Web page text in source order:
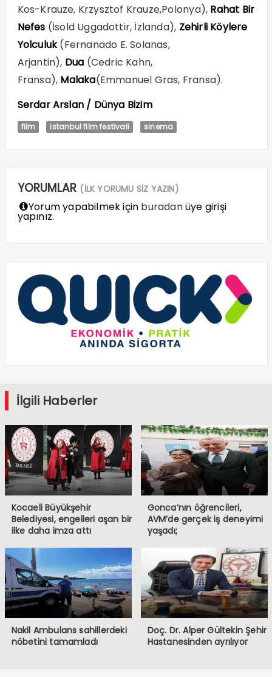
Kos-Krauze, Krzysztof Krauze,Polonya), Rahat Bir
Nefes (İsold Uggadottir, İzlanda), Zehirli Köylere
Yolculuk(Fernanado E. Solanas,
Arjantin), Dua (Cedric Kahn,
Fransa), Malaka(Emmanuel Gras, Fransa).
Serdar Arslan / Dünya Bizim
film istanbul film festivali sinema
YORUMLAR (İLK YORUMU SİZ YAZIN)
Yorum yapabilmek için buradanüye girişi
yapınız.
İlgili Haberler
Kocaeli Büyükşehir
Belediyesi, engelleri aşan bir
ilke daha imza attı
Gonca’nın öğrencileri,
AVM’de gerçek iş deneyimi
yaşadı;
Nakil Ambulans sahillerdeki
nöbetini tamamladı
Doç. Dr. Alper Gültekin Şehir
Hastanesinden ayrılıyor